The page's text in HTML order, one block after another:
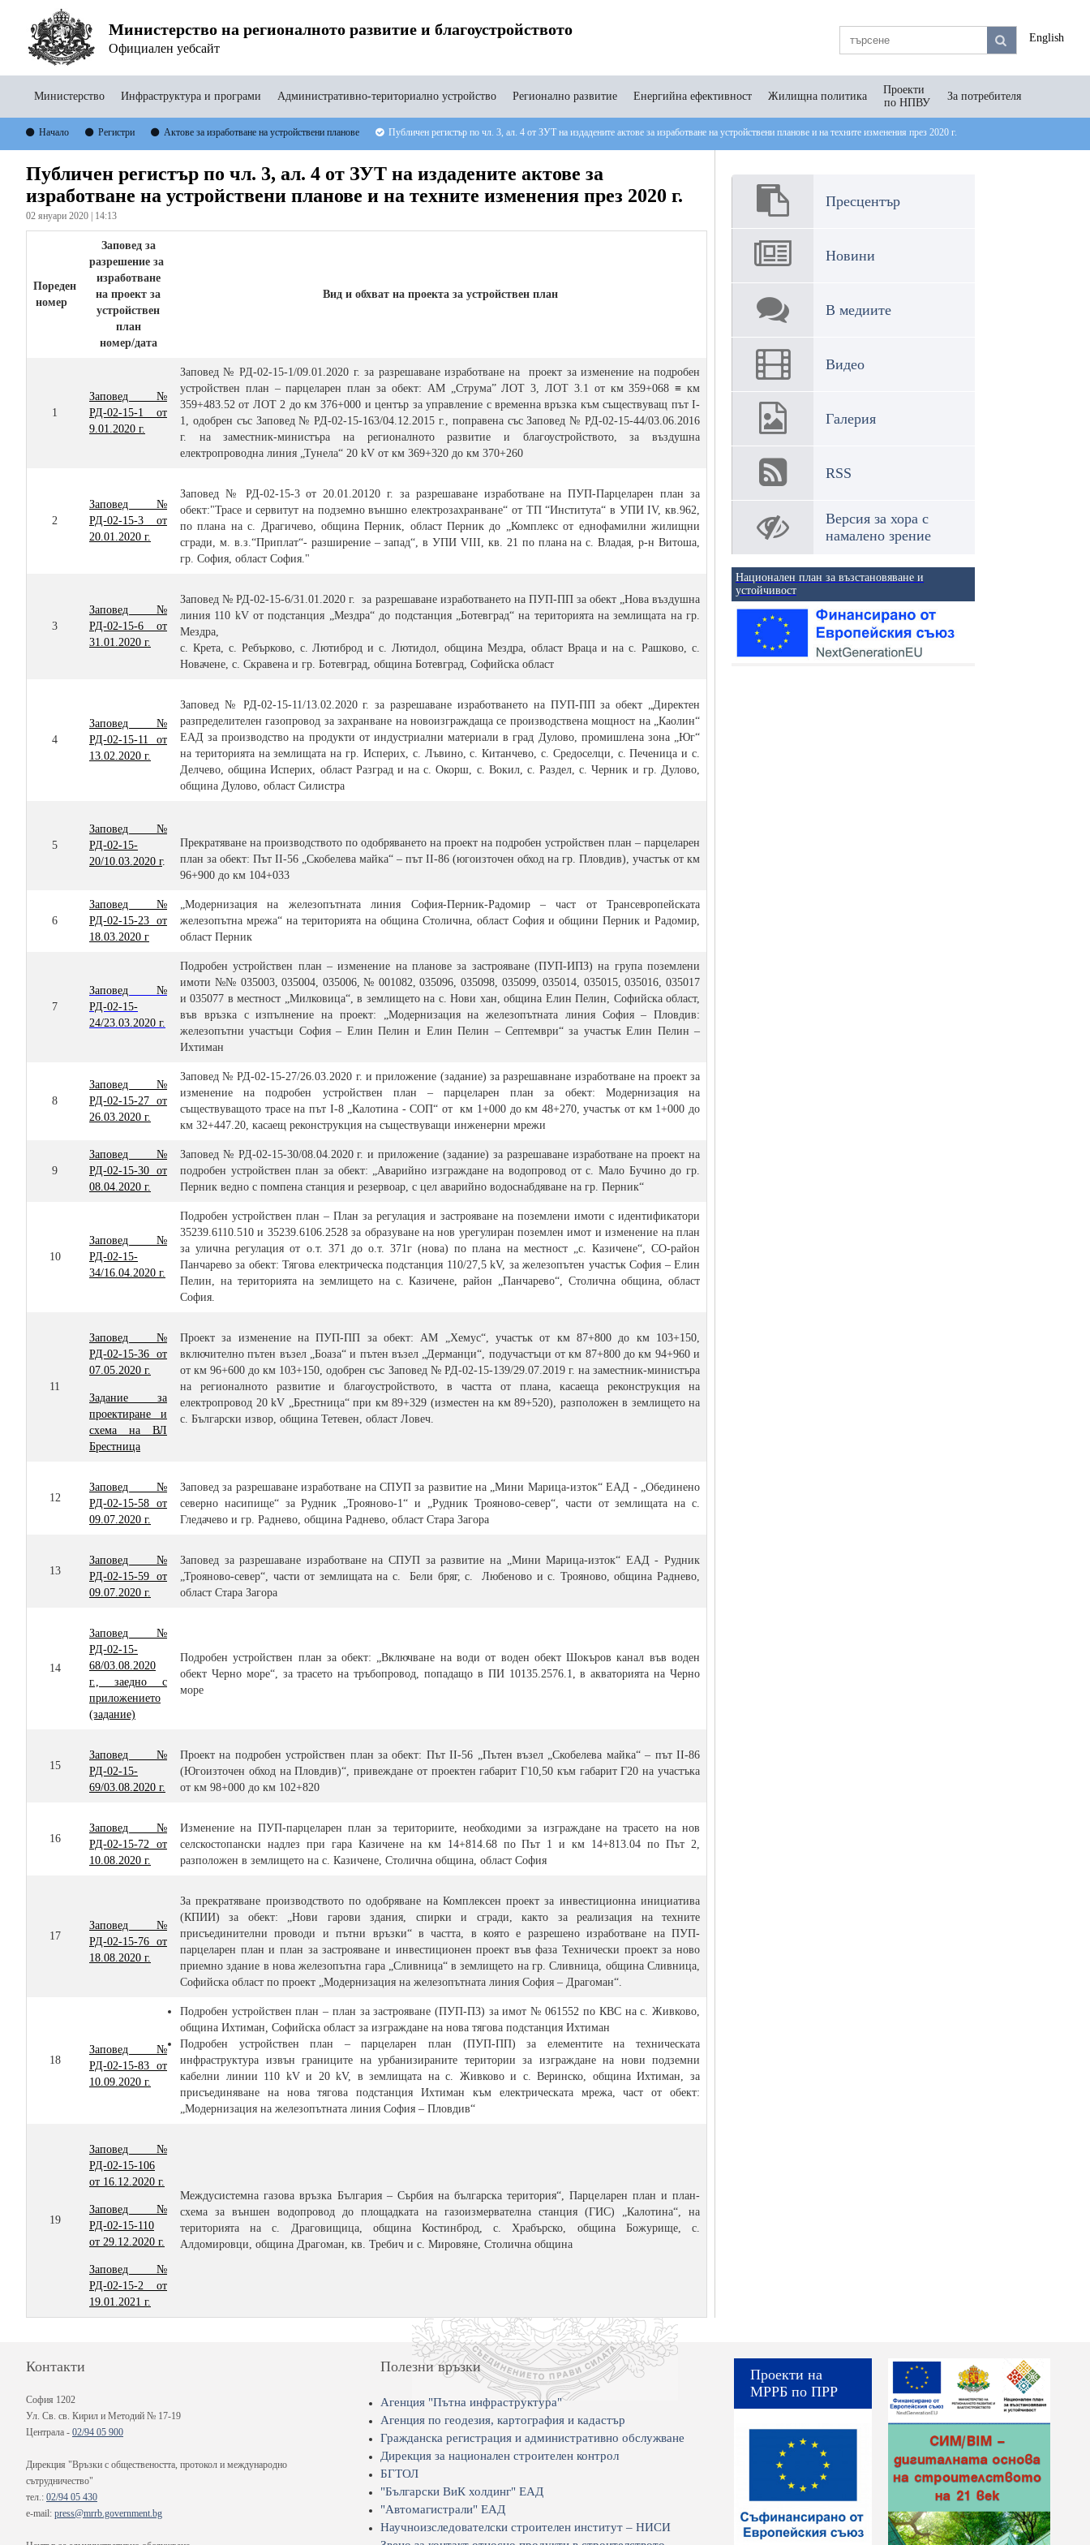
Министерство на регионалното развитие и благоустройството
Официален уебсайт
English
Министерство Инфраструктура и програми Административно-териториално устройство Регионално развитие Енергийна ефективност Жилищна политика
Проекти
по НПВУ
За потребителя
Начало Регистри Актове за изработване на устройствени планове Публичен регистър по чл. 3, ал. 4 от ЗУТ на издадените актове за изработване на устройствени планове и на техните изменения през 2020 г.
Публичен регистър по чл. 3, ал. 4 от ЗУТ на издадените актове за
изработване на устройствени планове и на техните изменения през 2020 г.
02 януари 2020 | 14:13
Пореден
номер
Заповед за
разрешение за
изработване
на проект за
устройствен
план
номер/дата
Вид и обхват на проекта за устройствен план
1
Заповед №
РД-02-15-1 от
9.01.2020 г.
Заповед № РД-02-15-1/09.01.2020 г. за разрешаване изработване на проект за изменение на подробен
устройствен план – парцеларен план за обект: АМ „Струма” ЛОТ 3, ЛОТ 3.1 от км 359+068 ≡ км
359+483.52 от ЛОТ 2 до км 376+000 и център за управление с временна връзка към съществуващ път I-
1, одобрен със Заповед № РД-02-15-163/04.12.2015 г., поправена със Заповед № РД-02-15-44/03.06.2016
г. на заместник-министъра на регионалното развитие и благоустройството, за въздушна
електропроводна линия „Тунела“ 20 kV от км 369+320 до км 370+260
2
Заповед №
РД-02-15-3 от
20.01.2020 г.
Заповед № РД-02-15-3 от 20.01.20120 г. за разрешаване изработване на ПУП-Парцеларен план за
обект:"Трасе и сервитут на подземно външно електрозахранване“ от ТП “Института“ в УПИ ІV, кв.962,
по плана на с. Драгичево, община Перник, област Перник до „Комплекс от еднофамилни жилищни
сгради, м. в.з.“Приплат“- разширение – запад“, в УПИ VІІІ, кв. 21 по плана на с. Владая, р-н Витоша,
гр. София, област София."
3
Заповед №
РД-02-15-6 от
31.01.2020 г.
Заповед № РД-02-15-6/31.01.2020 г. за разрешаване изработването на ПУП-ПП за обект „Нова въздушна
линия 110 kV от подстанция „Мездра“ до подстанция „Ботевград“ на територията на землищата на гр.
Мездра,
с. Крета, с. Ребърково, с. Лютиброд и с. Лютидол, община Мездра, област Враца и на с. Рашково, с.
Новачене, с. Скравена и гр. Ботевград, община Ботевград, Софийска област
4
Заповед №
РД-02-15-11 от
13.02.2020 г.
Заповед № РД-02-15-11/13.02.2020 г. за разрешаване изработването на ПУП-ПП за обект „Директен
разпределителен газопровод за захранване на новоизграждаща се производствена мощност на „Каолин“
ЕАД за производство на продукти от индустриални материали в град Дулово, промишлена зона „Юг“
на територията на землищата на гр. Исперих, с. Лъвино, с. Китанчево, с. Средоселци, с. Печеница и с.
Делчево, община Исперих, област Разград и на с. Окорш, с. Вокил, с. Раздел, с. Черник и гр. Дулово,
община Дулово, област Силистра
5
Заповед №
РД-02-15-
20/10.03.2020 г.
Прекратяване на производството по одобряването на проект на подробен устройствен план – парцеларен
план за обект: Път II-56 „Скобелева майка“ – път II-86 (югоизточен обход на гр. Пловдив), участък от км
96+900 до км 104+033
6
Заповед №
РД-02-15-23 от
18.03.2020 г
„Модернизация на железопътната линия София-Перник-Радомир – част от Трансевропейската
железопътна мрежа“ на територията на община Столична, област София и общини Перник и Радомир,
област Перник
7
Заповед №
РД-02-15-
24/23.03.2020 г.
Подробен устройствен план – изменение на планове за застрояване (ПУП-ИПЗ) на група поземлени
имоти №№ 035003, 035004, 035006, № 001082, 035096, 035098, 035099, 035014, 035015, 035016, 035017
и 035077 в местност „Милковица“, в землището на с. Нови хан, община Елин Пелин, Софийска област,
във връзка с изпълнение на проект: „Модернизация на железопътната линия София – Пловдив:
железопътни участъци София – Елин Пелин и Елин Пелин – Септември“ за участък Елин Пелин –
Ихтиман
8
Заповед №
РД-02-15-27 от
26.03.2020 г.
Заповед № РД-02-15-27/26.03.2020 г. и приложениe (задание) заразрешавнане изработване на проект за
изменение на подробен устройствен план – парцеларен план за обект: Модернизация на
съществуващото трасе на път І-8 „Калотина - СОП“ от км 1+000 до км 48+270, участък от км 1+000 до
км 32+447.20, касаещ реконструкция на съществуващи инженерни мрежи
9
Заповед №
РД-02-15-30 от
08.04.2020 г.
Заповед № РД-02-15-30/08.04.2020 г. и приложениe (задание) заразрешаване изработване на проект на
подробен устройствен план за обект: „Аварийно изграждане на водопровод от с. Мало Бучино до гр.
Перник ведно с помпена станция и резервоар, с цел аварийно водоснабдяване на гр. Перник“
10
Заповед №
РД-02-15-
34/16.04.2020 г.
Подробен устройствен план – План за регулация и застрояване на поземлени имоти с идентификатори
35239.6110.510 и 35239.6106.2528 за образуване на нов урегулиран поземлен имот и изменение на план
за улична регулация от о.т. 371 до о.т. 371г (нова) по плана на местност „с. Казичене“, СО-район
Панчарево за обект: Тягова електрическа подстанция 110/27,5 kV, за железопътен участък София – Елин
Пелин, на територията на землището на с. Казичене, район „Панчарево“, Столична община, област
София.
11
Заповед №
РД-02-15-36 от
07.05.2020 г.
Задание за
проектиране и
схема на ВЛ
Брестница
Проект за изменение на ПУП-ПП за обект: АМ „Хемус“, участък от км 87+800 до км 103+150,
включително пътен възел „Боаза“ и пътен възел „Дерманци“, подучастъци от км 87+800 до км 94+960 и
от км 96+600 до км 103+150, одобрен със Заповед № РД-02-15-139/29.07.2019 г. на заместник-министъра
на регионалното развитие и благоустройството, в частта от плана, касаеща реконструкция на
електропровод 20 kV „Брестница“ при км 89+329 (изместен на км 89+520), разположен в землището на
с. Български извор, община Тетевен, област Ловеч.
12
Заповед №
РД-02-15-58 от
09.07.2020 г.
Заповед за разрешаване изработване на СПУП за развитие на „Мини Марица-изток“ ЕАД - „Обединено
северно насипище“ за Рудник „Трояново-1“ и „Рудник Трояново-север“, части от землищата на с.
Гледачево и гр. Раднево, община Раднево, област Стара Загора
13
Заповед №
РД-02-15-59 от
09.07.2020 г.
Заповед за разрешаване изработване на СПУП за развитие на „Мини Марица-изток“ ЕАД - Рудник
„Трояново-север“, части от землищата на с. Бели бряг, с. Любеново и с. Трояново, община Раднево,
област Стара Загора
14
Заповед №
РД-02-15-
68/03.08.2020
г., заедно с
приложениeто
(задание)
Подробен устройствен план за обект: „Включване на води от воден обект Шокъров канал във воден
обект Черно море“, за трасето на тръбопровод, попадащо в ПИ 10135.2576.1, в акваторията на Черно
море
15
Заповед №
РД-02-15-
69/03.08.2020 г.
Проект на подробен устройствен план за обект: Път II-56 „Пътен възел „Скобелева майка“ – път II-86
(Югоизточен обход на Пловдив)“, привеждане от проектен габарит Г10,50 към габарит Г20 на участъка
от км 98+000 до км 102+820
16
Заповед №
РД-02-15-72 от
10.08.2020 г.
Изменение на ПУП-парцеларен план за териториите, необходими за изграждане на трасето на нов
селскостопански надлез при гара Казичене на км 14+814.68 по Път 1 и км 14+813.04 по Път 2,
разположен в землището на с. Казичене, Столична община, област София
17
Заповед №
РД-02-15-76 от
18.08.2020 г.
За прекратяване производството по одобряване на Комплексен проект за инвестиционна инициатива
(КПИИ) за обект: „Нови гарови здания, спирки и сгради, както за реализация на техните
присъединителни проводи и пътни връзки“ в частта, в която е разрешено изработване на ПУП-
парцеларен план и план за застрояване и инвестиционен проект във фаза Технически проект за ново
приемно здание в нова железопътна гара „Сливница“ в землището на гр. Сливница, община Сливница,
Софийска област по проект „Модернизация на железопътната линия София – Драгоман“.
18
Заповед №
РД-02-15-83 от
10.09.2020 г.
Подробен устройствен план – план за застрояване (ПУП-ПЗ) за имот № 061552 по КВС на с. Живково,
община Ихтиман, Софийска област за изграждане на нова тягова подстанция Ихтиман
Подробен устройствен план – парцеларен план (ПУП-ПП) за елементите на техническата
инфраструктура извън границите на урбанизираните територии за изграждане на нови подземни
кабелни линии 110 kV и 20 kV, в землищата на с. Живково и с. Веринско, община Ихтиман, за
присъединяване на нова тягова подстанция Ихтиман към електрическата мрежа, част от обект:
„Модернизация на железопътната линия София – Пловдив“
19
Заповед №
РД-02-15-106
от 16.12.2020 г.
Заповед №
РД-02-15-110
от 29.12.2020 г.
Заповед №
РД-02-15-2 от
19.01.2021 г.
Междусистемна газова връзка България – Сърбия на българска територия“, Парцеларен план и план-
схема за външен водопровод до площадката на газоизмервателна станция (ГИС) „Калотина“, на
територията на с. Драговищица, община Костинброд, с. Храбърско, община Божурище, с.
Алдомировци, община Драгоман, кв. Требич и с. Мировяне, Столична община
Пресцентър
Новини
В медиите
Видео
Галерия
RSS
Версия за хора с
намалено зрение
Национален план за възстановяване и
устойчивост
Контакти
София 1202
Ул. Св. св. Кирил и Методий № 17-19
Централа - 02/94 05 900
Дирекция "Връзки с обществеността, протокол и международно
сътрудничество"
тел.: 02/94 05 430
e-mail: press@mrrb.government.bg
Полезни връзки
Агенция "Пътна инфраструктура"
Агенция по геодезия, картография и кадастър
Гражданска регистрация и административно обслужване
Дирекция за национален строителен контрол
БГТОЛ
"Български ВиК холдинг" ЕАД
"Автомагистрали" ЕАД
Научноизследователски строителен институт – НИСИ
Проекти на
МРРБ по ПРР